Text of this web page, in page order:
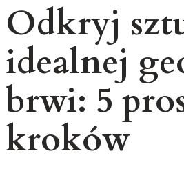
Odkryj
idealnej
brwi: 5
kroków